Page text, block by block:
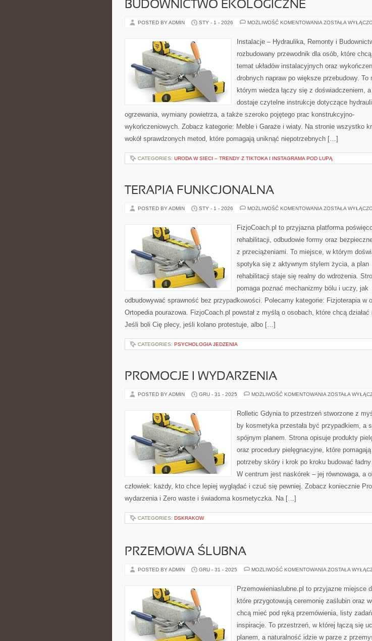
BUDOWNICTWO EKOLOGICZNE
POSTED BY ADMIN STY - 1 - 2026 MOŻLIWOŚĆ KOMENTOWANIA BUDOWNICTWO
ZOSTAŁA
Instalacje – Hydraulika, Remonty i
rozbudowany przewodnik dla osób, które
temat układów instalacyjnych oraz
drobnych napraw po większe przebudowy. To
którym wiedza łączy się z doświadczeniem,
dostaje czytelne instrukcje dotyczące
ogrzewania, wymiany powietrza, a także szeroko pojętego prac konstrukcyjno-
wykończeniowych. Zobacz kategorie: Meble i Garaże i wiaty. Na stronie wszystko
wokół sprawdzonych metod, które pomagają uniknąć niepotrzebnych […]
CATEGORIES: URODA W SIECI – TRENDY Z TIKTOKA I INSTAGRAMA POD LUPĄ
TERAPIA FUNKCJONALNA
POSTED BY ADMIN STY - 1 - 2026 MOŻLIWOŚĆ KOMENTOWANIA TERAPIA
ZOSTAŁA
FizjoCoach.pl to przyjazna platforma
rehabilitacji, odbudowie formy oraz
z przeciążeniami. To miejsce, w którym
spotyka się z aktywnym stylem życia, a plan
rehabilitacji staje się realny do wdrożenia.
pomaga poznać mechanizmy bólu i uczy, jak
odbudowywać sprawność bez przypadkowości. Polecamy kategorie: Fizjoterapia w
Ortopedia pourazowa. FizjoCoach.pl powstał z myślą o osobach, które chcą działać
Jeśli boli Cię plecy, jeśli kolano protestuje, albo […]
CATEGORIES: PSYCHOLOGIA JEDZENIA
PROMOCJE I WYDARZENIA
POSTED BY ADMIN GRU - 31 - 2025 MOŻLIWOŚĆ KOMENTOWANIA PROMOCJE
ZOSTAŁA
Rolletic Gdynia to przestrzeń stworzone z
by kosmetyka przestała być przypadkiem, a
spójnym planem. Strona opisuje produkty
oraz procedury pielęgnacyjne, które
potrzeby skóry i krok po kroku budować
W centrum jest naskórek – jej równowaga, a
człowiek: każdy, kto chce lepiej wyglądać i czuć się pewniej. Zobacz koniecznie
wydarzenia i Zero waste i świadoma kosmetyczka. Na […]
CATEGORIES: DSKRAKOW
PRZEMOWA ŚLUBNA
POSTED BY ADMIN GRU - 31 - 2025 MOŻLIWOŚĆ KOMENTOWANIA PRZEMOWA
ZOSTAŁA
Przemowieniaslubne.pl to przyjazne miejsce
które przygotowują ceremonię zaślubin oraz
chcą mieć pod ręką przemówienia, listy
inspiracje. To przestrzeń, w której łączą się
planem, a naturalność idzie w parze z